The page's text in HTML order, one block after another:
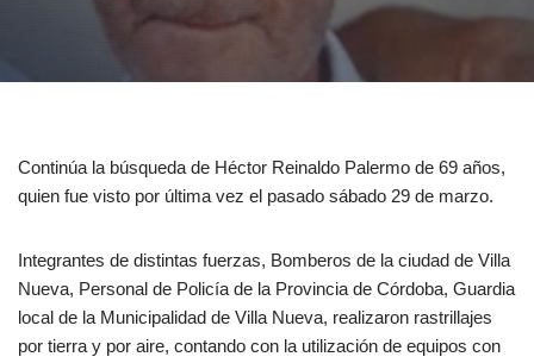
Continúa la búsqueda de Héctor Reinaldo Palermo de 69 años,
quien fue visto por última vez el pasado sábado 29 de marzo.
Integrantes de distintas fuerzas, Bomberos de la ciudad de Villa
Nueva, Personal de Policía de la Provincia de Córdoba, Guardia
local de la Municipalidad de Villa Nueva, realizaron rastrillajes
por tierra y por aire, contando con la utilización de equipos con